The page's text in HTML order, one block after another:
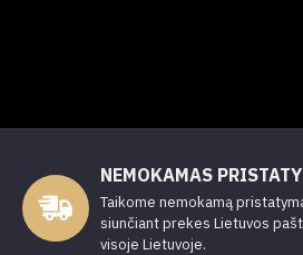
NEMOKAMAS
Taikome nemokamą
siunčiant prekes Lietuvos
visoje Lietuvoje.